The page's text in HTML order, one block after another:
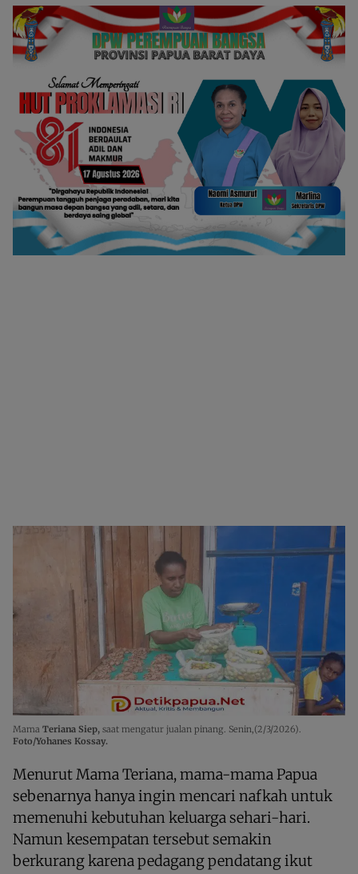
Mama Teriana Siep, saat mengatur jualan pinang. Senin,(2/3/2026).
Foto/Yohanes Kossay.
Menurut Mama Teriana, mama-mama Papua
sebenarnya hanya ingin mencari nafkah untuk
memenuhi kebutuhan keluarga sehari-hari.
Namun kesempatan tersebut semakin
berkurang karena pedagang pendatang ikut